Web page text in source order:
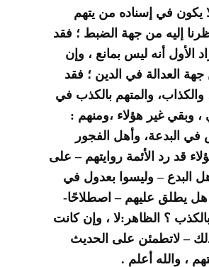
يكون في إسناده من يتهم
إليه من جهة الضبط ؛ فقد
الأول أنه ليس بمانع ، وإن
جهة العدالة في الدين ؛ فقد
والكذاب، والمتهم بالكذب في
، وبقي غير هؤلاء ،ومنهم :
في البدعة، وأهل الفجور
قد رد الأئمة روايتهم – على
البدع – وليسوا بعدول في
هل يطلق عليهم – اصطلاحًا-
؟ الظاهر:لا ، وإن كانت
– لاتطمئن على الحديث
، والله أعلم .